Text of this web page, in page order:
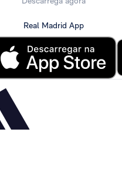
Real Madrid App